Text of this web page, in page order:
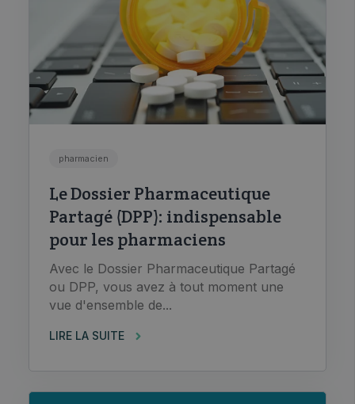
pharmacien
Le Dossier Pharmaceutique
Partagé (DPP): indispensable
pour les pharmaciens
Avec le Dossier Pharmaceutique Partagé
ou DPP, vous avez à tout moment une
vue d'ensemble de...
LIRE LA SUITE